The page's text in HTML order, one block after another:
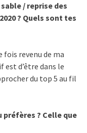
/ reprise des
? Quels sont tes
revenu de ma
est d’être dans le
du top 5 au fil
préfères ? Celle que